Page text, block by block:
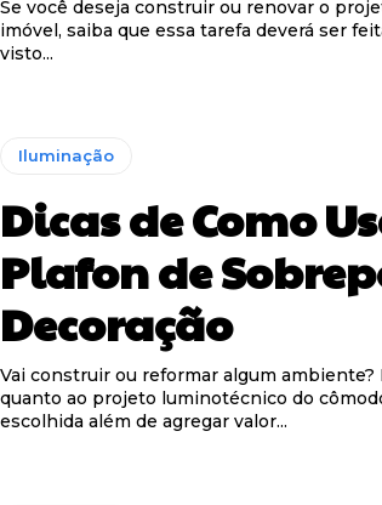
Se você deseja construir ou renovar o
imóvel, saiba que essa tarefa deverá ser
visto...
Iluminação
Dicas de Como
Plafon de
Decoração
Vai construir ou reformar algum ambiente?
quanto ao projeto luminotécnico do
escolhida além de agregar valor...